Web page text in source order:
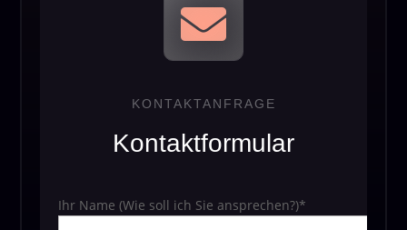

KONTAKTANFRAGE
Kontaktformular
Ihr Name (Wie soll ich Sie ansprechen?)*